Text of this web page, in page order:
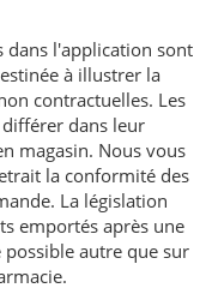
dans l'application sont
à illustrer la
contractuelles. Les
dans leur
magasin. Nous vous
la conformité des
La législation
emportés après une
autre que sur